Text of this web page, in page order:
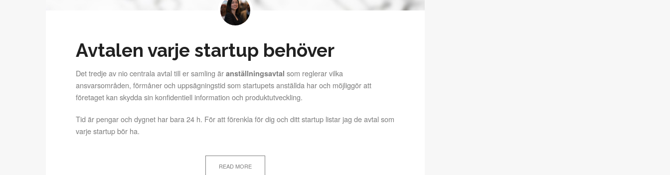
Avtalen varje startup behöver
Det tredje av nio centrala avtal till er samling är anställningsavtal som reglerar vilka
ansvarsområden, förmåner och uppsägningstid som startupets anställda har och möjliggör att
företaget kan skydda sin konfidentiell information och produktutveckling.
Tid är pengar och dygnet har bara 24 h. För att förenkla för dig och ditt startup listar jag de avtal som
varje startup bör ha.
READ MORE